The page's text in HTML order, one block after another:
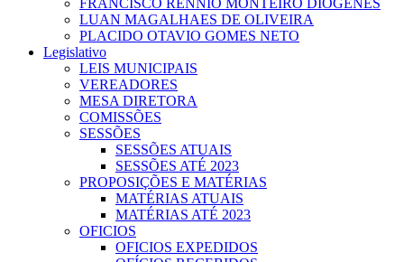
FRANCISCO RENNIO MONTEIRO DIOGENES
LUAN MAGALHAES DE OLIVEIRA
PLACIDO OTAVIO GOMES NETO
Legislativo
LEIS MUNICIPAIS
VEREADORES
MESA DIRETORA
COMISSÕES
SESSÕES
SESSÕES ATUAIS
SESSÕES ATÉ 2023
PROPOSIÇÕES E MATÉRIAS
MATÉRIAS ATUAIS
MATÉRIAS ATÉ 2023
OFICIOS
OFICIOS EXPEDIDOS